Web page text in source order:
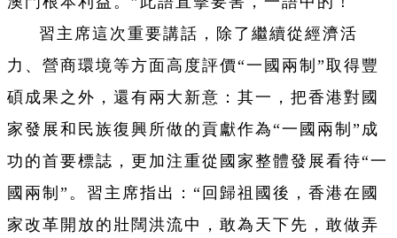
習主席這次重要講話，除了繼續從經濟活
力、營商環境等方面高度評價“一國兩制”取得豐
碩成果之外，還有兩大新意：其一，把香港對國
家發展和民族復興所做的貢獻作為“一國兩制”成
功的首要標誌，更加注重從國家整體發展看待“一
國兩制”。習主席指出：“回歸祖國後，香港在國
家改革開放的壯闊洪流中，敢為天下先，敢做弄